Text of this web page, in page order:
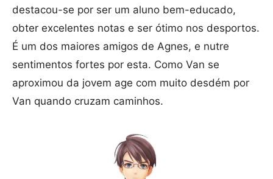
destacou-se por ser um aluno bem-educado,
obter excelentes notas e ser ótimo nos desportos.
É um dos maiores amigos de Agnes, e nutre
sentimentos fortes por esta. Como Van se
aproximou da jovem age com muito desdém por
Van quando cruzam caminhos.